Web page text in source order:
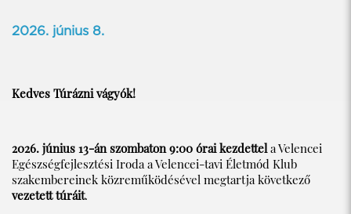
2026. június 8.
Kedves Túrázni vágyók!
2026. június 13-án szombaton 9:00 órai kezdettela Velencei
Egészségfejlesztési Iroda a Velencei-tavi Életmód Klub
szakembereinek közreműködésével megtartja következő
vezetett túráit.